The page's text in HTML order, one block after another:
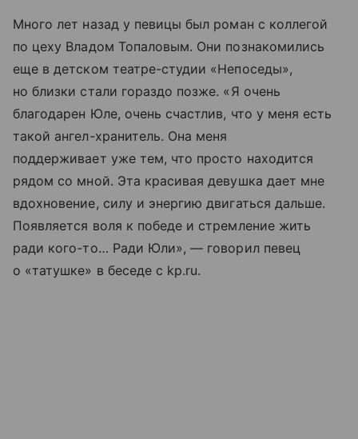
Много лет назад у певицы был роман с коллегой
по цеху Владом Топаловым. Они познакомились
еще в детском театре-студии «Непоседы»,
но близки стали гораздо позже. «Я очень
благодарен Юле, очень счастлив, что у меня есть
такой ангел-хранитель. Она меня
поддерживает уже тем, что просто находится
рядом со мной. Эта красивая девушка дает мне
вдохновение, силу и энергию двигаться дальше.
Появляется воля к победе и стремление жить
ради кого-то… Ради Юли», — говорил певец
о «татушке» в беседе с kp.ru.